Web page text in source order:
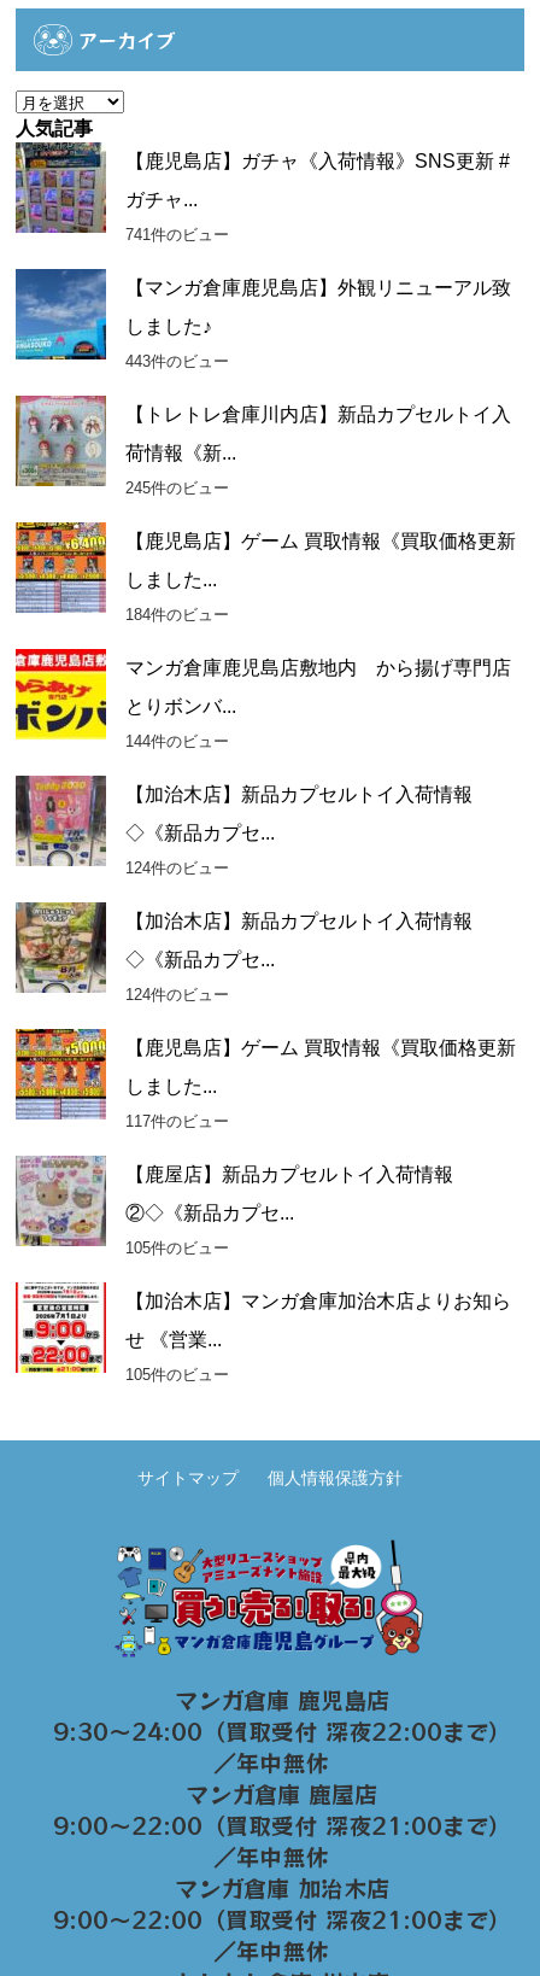
アーカイブ
ア
ー
カ
イ
ブ
人気記事
【鹿児島店】ガチャ《入荷情報》SNS更新 #
ガチャ...
741件のビュー
【マンガ倉庫鹿児島店】外観リニューアル致
しました♪
443件のビュー
【トレトレ倉庫川内店】新品カプセルトイ入
荷情報《新...
245件のビュー
【鹿児島店】ゲーム 買取情報《買取価格更新
しました...
184件のビュー
マンガ倉庫鹿児島店敷地内 から揚げ専門店
とりボンバ...
144件のビュー
【加治木店】新品カプセルトイ入荷情報
◇《新品カプセ...
124件のビュー
【加治木店】新品カプセルトイ入荷情報
◇《新品カプセ...
124件のビュー
【鹿児島店】ゲーム 買取情報《買取価格更新
しました...
117件のビュー
【鹿屋店】新品カプセルトイ入荷情報
②◇《新品カプセ...
105件のビュー
【加治木店】マンガ倉庫加治木店よりお知ら
せ 《営業...
105件のビュー
サイトマップ 個人情報保護方針
マンガ倉庫 鹿児島店
9:30～24:00（買取受付 深夜22:00まで）
／年中無休
マンガ倉庫 鹿屋店
9:00～22:00（買取受付 深夜21:00まで）
／年中無休
マンガ倉庫 加治木店
9:00〜22:00（買取受付 深夜21:00まで）
／年中無休